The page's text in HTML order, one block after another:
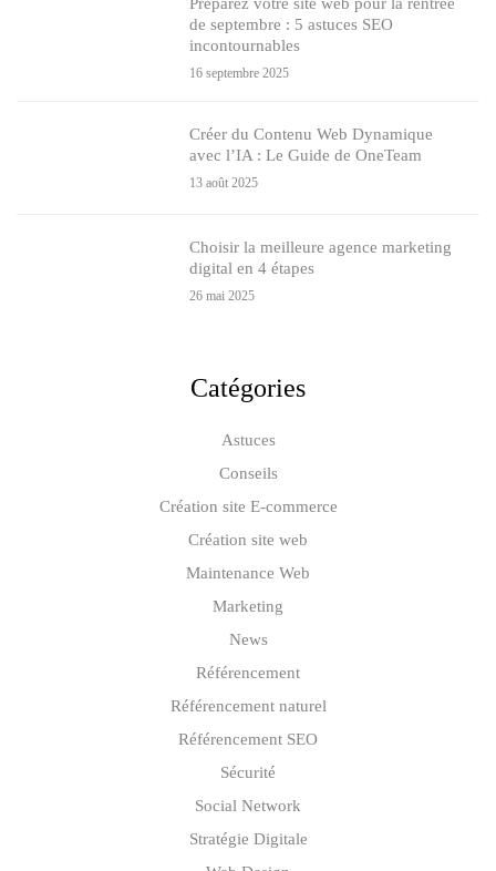
de septembre : 5 astuces SEO
incontournables
16 septembre 2025
Créer du Contenu Web Dynamique
avec l’IA : Le Guide de OneTeam
13 août 2025
Choisir la meilleure agence marketing
digital en 4 étapes
26 mai 2025
Catégories
Astuces
Conseils
Création site E-commerce
Création site web
Maintenance Web
Marketing
News
Référencement
Référencement naturel
Référencement SEO
Sécurité
Social Network
Stratégie Digitale